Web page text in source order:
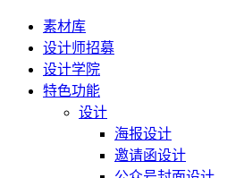
素材库
设计师招募
设计学院
特色功能
设计
海报设计
邀请函设计